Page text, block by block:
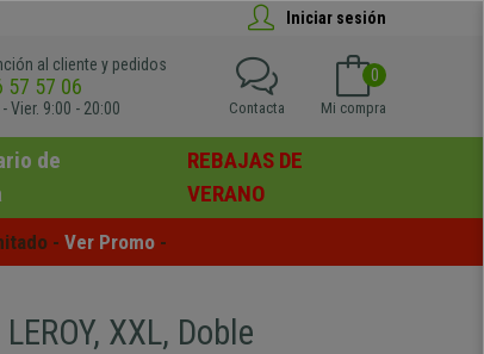
Iniciar sesión
al cliente y pedidos
57 57 06
- Vier. 9:00 - 20:00
0
Mi compra
Contacta
de
REBAJAS DE
VERANO
- Ver Promo -
XXL, Doble